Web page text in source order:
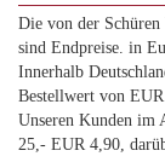
Die von der Schüren
sind Endpreise. in
Innerhalb
Bestellwert von
Unseren Kunden im
25,- EUR 4,90,